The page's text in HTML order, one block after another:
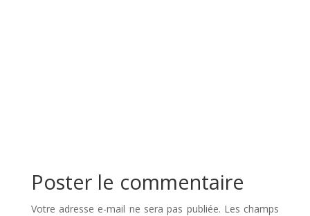
Poster le commentaire
Votre adresse e-mail ne sera pas publiée. Les champs